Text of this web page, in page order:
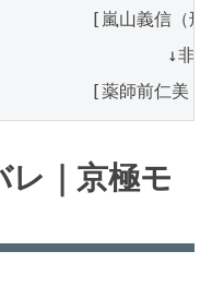
[嵐山義信（刑
↓非難
[薬師前仁美（
レ｜京極モ